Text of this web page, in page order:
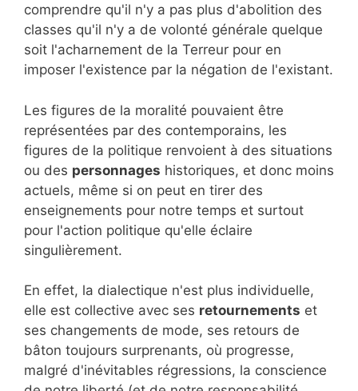
comprendre qu'il n'y a pas plus d'abolition des
classes qu'il n'y a de volonté générale quelque
soit l'acharnement de la Terreur pour en
imposer l'existence par la négation de l'existant.
Les figures de la moralité pouvaient être
représentées par des contemporains, les
figures de la politique renvoient à des situations
ou des personnages historiques, et donc moins
actuels, même si on peut en tirer des
enseignements pour notre temps et surtout
pour l'action politique qu'elle éclaire
singulièrement.
En effet, la dialectique n'est plus individuelle,
elle est collective avec ses retournements et
ses changements de mode, ses retours de
bâton toujours surprenants, où progresse,
malgré d'inévitables régressions, la conscience